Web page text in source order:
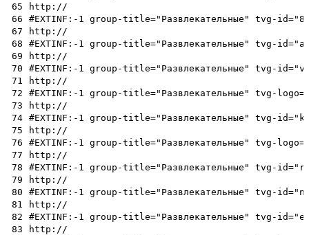
65
http://
66
#EXTINF:-1 group-title="Развлекательные" tvg-
67
http://
68
#EXTINF:-1 group-title="Развлекательные" tvg-
69
http://
70
#EXTINF:-1 group-title="Развлекательные" tvg-
71
http://
72
#EXTINF:-1 group-title="Развлекательные" tvg-
73
http://
74 #EXTINF:-1 group-title="Развлекательные" tvg-
75
http://
76
#EXTINF:-1 group-title="Развлекательные" tvg-
77
http://
78
#EXTINF:-1 group-title="Развлекательные" tvg-
79
http://
80
#EXTINF:-1 group-title="Развлекательные" tvg-
81
http://
82
#EXTINF:-1 group-title="Развлекательные" tvg-
83
http://